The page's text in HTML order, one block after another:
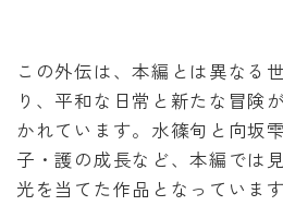
この外伝は、本編とは異なる
り、平和な日常と新たな冒険
かれています。水篠旬と向坂
子・護の成長など、本編では
光を当てた作品となっています